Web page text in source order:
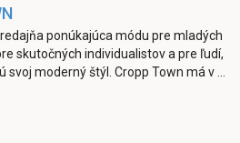
ponúkajúca módu pre mladých
skutočných individualistov a pre ľudí,
svoj moderný štýl. Cropp Town má v ...